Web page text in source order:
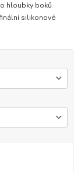
hloubky boků
silikonové